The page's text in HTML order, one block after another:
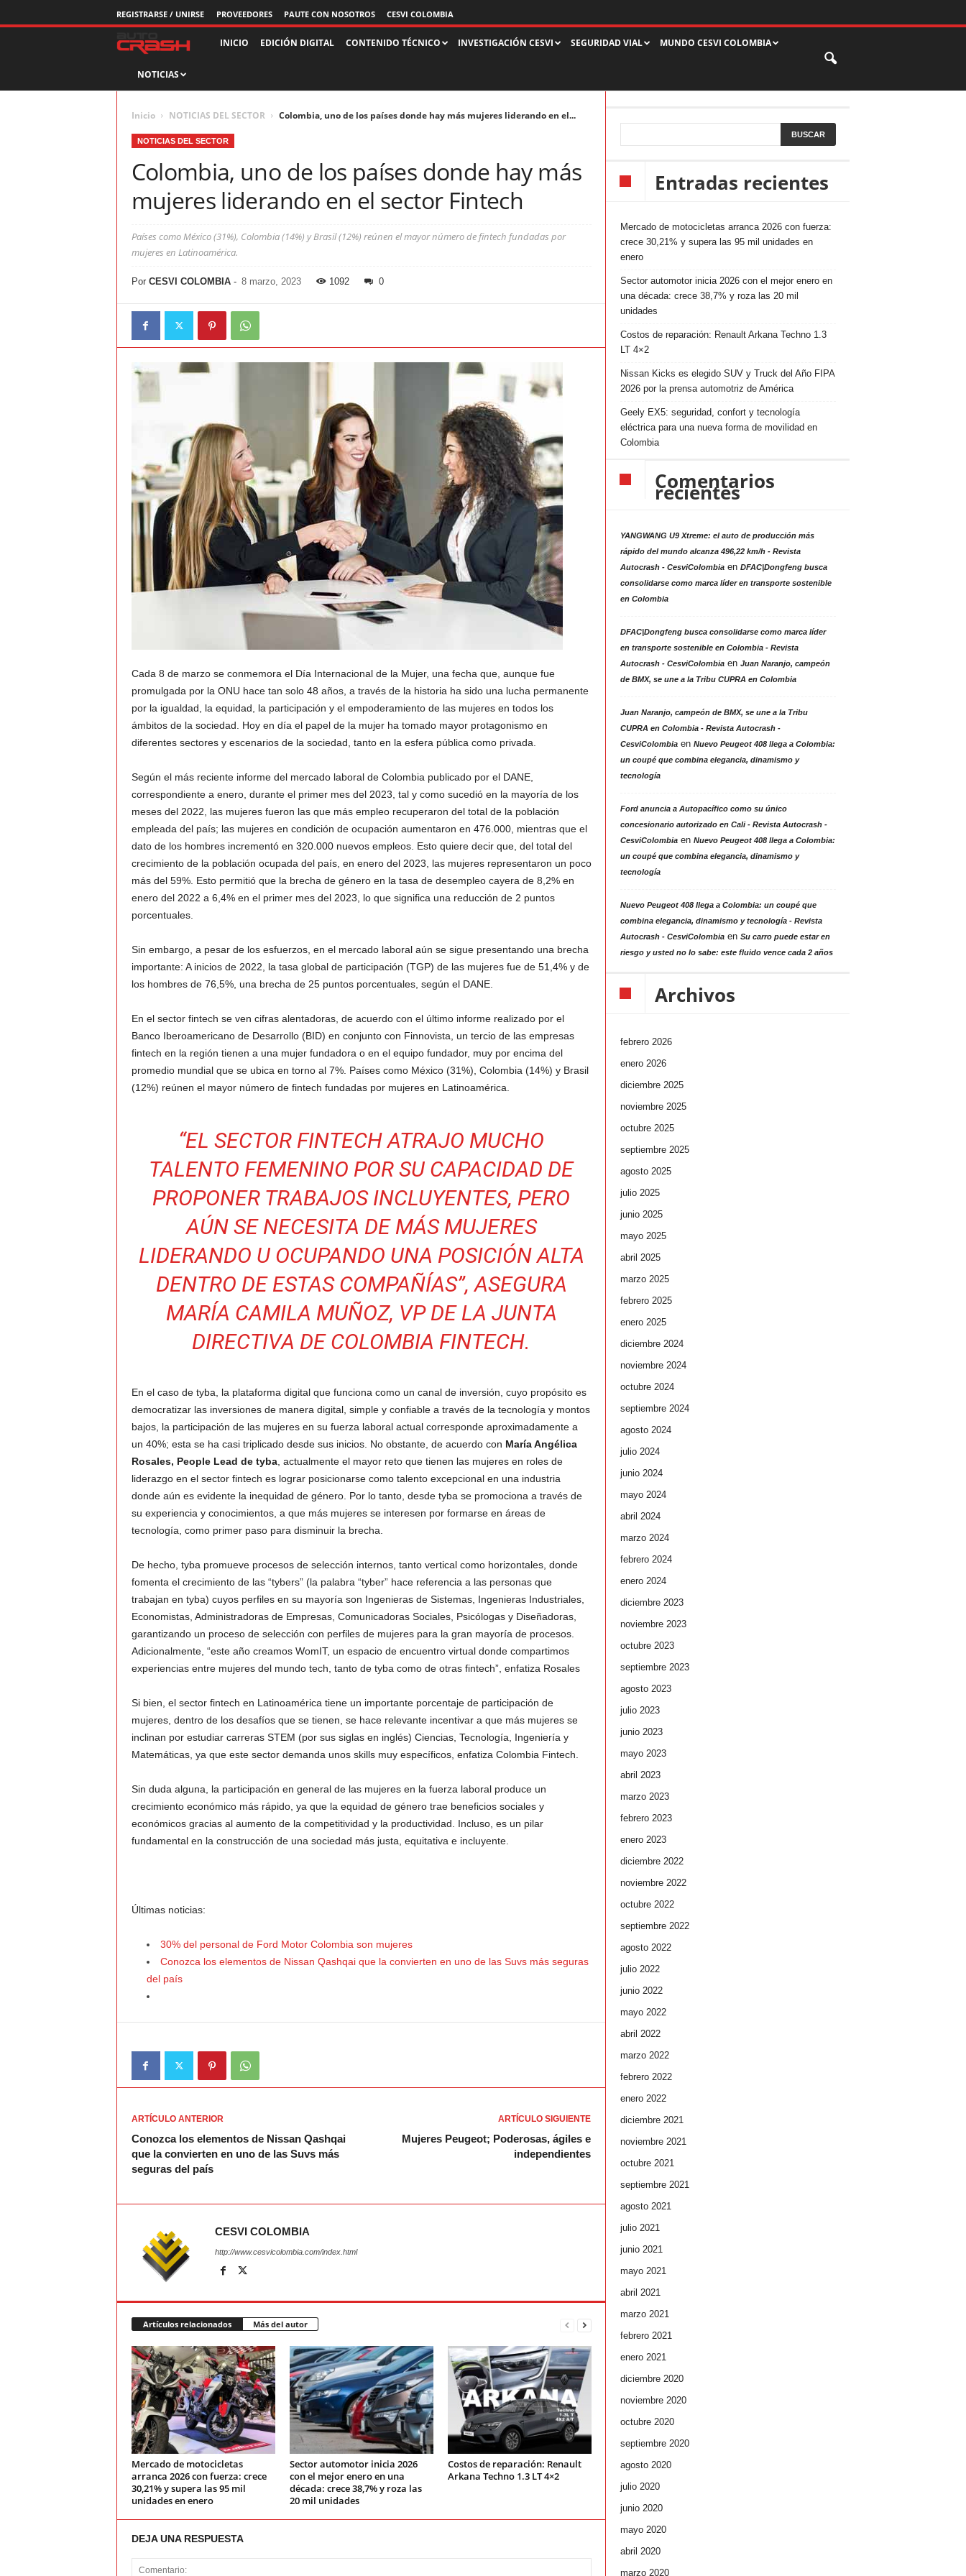
REGISTRARSE / UNIRSE PROVEEDORES PAUTE CON NOSOTROS CESVI COLOMBIA
i
s
t
a
t
r
a
s
h
v
l
o
m
b
INICIO EDICIÓN DIGITAL CONTENIDO TÉCNICO INVESTIGACIÓN CESVI SEGURIDAD VIAL MUNDO CESVI COLOMBIA
NOTICIAS
Inicio NOTICIAS DEL SECTOR Colombia, uno de los países donde hay más mujeres liderando en el...
NOTICIAS DEL SECTOR
Colombia, uno de los países donde hay más
mujeres liderando en el sector Fintech
Países como México (31%), Colombia (14%) y Brasil (12%) reúnen el mayor número de fintech fundadas por
mujeres en Latinoamérica.
Por CESVI COLOMBIA- 8 marzo, 2023 1092 0
Cada 8 de marzo se conmemora el Día Internacional de la Mujer, una fecha que, aunque fue
promulgada por la ONU hace tan solo 48 años, a través de la historia ha sido una lucha permanente
por la igualdad, la equidad, la participación y el empoderamiento de las mujeres en todos los
ámbitos de la sociedad. Hoy en día el papel de la mujer ha tomado mayor protagonismo en
diferentes sectores y escenarios de la sociedad, tanto en la esfera pública como privada.
Según el más reciente informe del mercado laboral de Colombia publicado por el DANE,
correspondiente a enero, durante el primer mes del 2023, tal y como sucedió en la mayoría de los
meses del 2022, las mujeres fueron las que más empleo recuperaron del total de la población
empleada del país; las mujeres en condición de ocupación aumentaron en 476.000, mientras que el
dato de los hombres incrementó en 320.000 nuevos empleos. Esto quiere decir que, del total del
crecimiento de la población ocupada del país, en enero del 2023, las mujeres representaron un poco
más del 59%. Esto permitió que la brecha de género en la tasa de desempleo cayera de 8,2% en
enero del 2022 a 6,4% en el primer mes del 2023, lo que significa una reducción de 2 puntos
porcentuales.
Sin embargo, a pesar de los esfuerzos, en el mercado laboral aún se sigue presentando una brecha
importante: A inicios de 2022, la tasa global de participación (TGP) de las mujeres fue de 51,4% y de
los hombres de 76,5%, una brecha de 25 puntos porcentuales, según el DANE.
En el sector fintech se ven cifras alentadoras, de acuerdo con el último informe realizado por el
Banco Iberoamericano de Desarrollo (BID) en conjunto con Finnovista, un tercio de las empresas
fintech en la región tienen a una mujer fundadora o en el equipo fundador, muy por encima del
promedio mundial que se ubica en torno al 7%. Países como México (31%), Colombia (14%) y Brasil
(12%) reúnen el mayor número de fintech fundadas por mujeres en Latinoamérica.
“EL SECTOR FINTECH ATRAJO MUCHO
TALENTO FEMENINO POR SU CAPACIDAD DE
PROPONER TRABAJOS INCLUYENTES, PERO
AÚN SE NECESITA DE MÁS MUJERES
LIDERANDO U OCUPANDO UNA POSICIÓN ALTA
DENTRO DE ESTAS COMPAÑÍAS”, ASEGURA
MARÍA CAMILA MUÑOZ, VP DE LA JUNTA
DIRECTIVA DE COLOMBIA FINTECH.
En el caso de tyba, la plataforma digital que funciona como un canal de inversión, cuyo propósito es
democratizar las inversiones de manera digital, simple y confiable a través de la tecnología y montos
bajos, la participación de las mujeres en su fuerza laboral actual corresponde aproximadamente a
un 40%; esta se ha casi triplicado desde sus inicios. No obstante, de acuerdo con María Angélica
Rosales, People Lead de tyba, actualmente el mayor reto que tienen las mujeres en roles de
liderazgo en el sector fintech es lograr posicionarse como talento excepcional en una industria
donde aún es evidente la inequidad de género. Por lo tanto, desde tyba se promociona a través de
su experiencia y conocimientos, a que más mujeres se interesen por formarse en áreas de
tecnología, como primer paso para disminuir la brecha.
De hecho, tyba promueve procesos de selección internos, tanto vertical como horizontales, donde
fomenta el crecimiento de las “tybers” (la palabra “tyber” hace referencia a las personas que
trabajan en tyba) cuyos perfiles en su mayoría son Ingenieras de Sistemas, Ingenieras Industriales,
Economistas, Administradoras de Empresas, Comunicadoras Sociales, Psicólogas y Diseñadoras,
garantizando un proceso de selección con perfiles de mujeres para la gran mayoría de procesos.
Adicionalmente, “este año creamos WomIT, un espacio de encuentro virtual donde compartimos
experiencias entre mujeres del mundo tech, tanto de tyba como de otras fintech”, enfatiza Rosales
Si bien, el sector fintech en Latinoamérica tiene un importante porcentaje de participación de
mujeres, dentro de los desafíos que se tienen, se hace relevante incentivar a que más mujeres se
inclinan por estudiar carreras STEM (por sus siglas en inglés) Ciencias, Tecnología, Ingeniería y
Matemáticas, ya que este sector demanda unos skills muy específicos, enfatiza Colombia Fintech.
Sin duda alguna, la participación en general de las mujeres en la fuerza laboral produce un
crecimiento económico más rápido, ya que la equidad de género trae beneficios sociales y
económicos gracias al aumento de la competitividad y la productividad. Incluso, es un pilar
fundamental en la construcción de una sociedad más justa, equitativa e incluyente.
Últimas noticias:
30% del personal de Ford Motor Colombia son mujeres
Conozca los elementos de Nissan Qashqai que la convierten en uno de las Suvs más seguras
del país
ARTÍCULO ANTERIOR
Conozca los elementos de Nissan Qashqai
que la convierten en uno de las Suvs más
seguras del país
ARTÍCULO SIGUIENTE
Mujeres Peugeot; Poderosas, ágiles e
independientes
CESVI COLOMBIA
http://www.cesvicolombia.com/index.html
Artículos relacionados Más del autor
Mercado de motocicletas
arranca 2026 con fuerza: crece
30,21% y supera las 95 mil
unidades en enero
Sector automotor inicia 2026
con el mejor enero en una
década: crece 38,7% y roza las
20 mil unidades
Costos de reparación: Renault
Arkana Techno 1.3 LT 4×2
DEJA UNA RESPUESTA
Entradas recientes
Mercado de motocicletas arranca 2026 con fuerza:
crece 30,21% y supera las 95 mil unidades en
enero
Sector automotor inicia 2026 con el mejor enero en
una década: crece 38,7% y roza las 20 mil
unidades
Costos de reparación: Renault Arkana Techno 1.3
LT 4×2
Nissan Kicks es elegido SUV y Truck del Año FIPA
2026 por la prensa automotriz de América
Geely EX5: seguridad, confort y tecnología
eléctrica para una nueva forma de movilidad en
Colombia
Comentarios
recientes
YANGWANG U9 Xtreme: el auto de producción más
rápido del mundo alcanza 496,22 km/h - Revista
Autocrash - CesviColombiaen DFAC|Dongfeng busca
consolidarse como marca líder en transporte sostenible
en Colombia
DFAC|Dongfeng busca consolidarse como marca líder
en transporte sostenible en Colombia - Revista
Autocrash - CesviColombiaen Juan Naranjo, campeón
de BMX, se une a la Tribu CUPRA en Colombia
Juan Naranjo, campeón de BMX, se une a la Tribu
CUPRA en Colombia - Revista Autocrash -
CesviColombiaen Nuevo Peugeot 408 llega a Colombia:
un coupé que combina elegancia, dinamismo y
tecnología
Ford anuncia a Autopacífico como su único
concesionario autorizado en Cali - Revista Autocrash -
CesviColombiaen Nuevo Peugeot 408 llega a Colombia:
un coupé que combina elegancia, dinamismo y
tecnología
Nuevo Peugeot 408 llega a Colombia: un coupé que
combina elegancia, dinamismo y tecnología - Revista
Autocrash - CesviColombiaen Su carro puede estar en
riesgo y usted no lo sabe: este fluido vence cada 2 años
Archivos
febrero 2026
enero 2026
diciembre 2025
noviembre 2025
octubre 2025
septiembre 2025
agosto 2025
julio 2025
junio 2025
mayo 2025
abril 2025
marzo 2025
febrero 2025
enero 2025
diciembre 2024
noviembre 2024
octubre 2024
septiembre 2024
agosto 2024
julio 2024
junio 2024
mayo 2024
abril 2024
marzo 2024
febrero 2024
enero 2024
diciembre 2023
noviembre 2023
octubre 2023
septiembre 2023
agosto 2023
julio 2023
junio 2023
mayo 2023
abril 2023
marzo 2023
febrero 2023
enero 2023
diciembre 2022
noviembre 2022
octubre 2022
septiembre 2022
agosto 2022
julio 2022
junio 2022
mayo 2022
abril 2022
marzo 2022
febrero 2022
enero 2022
diciembre 2021
noviembre 2021
octubre 2021
septiembre 2021
agosto 2021
julio 2021
junio 2021
mayo 2021
abril 2021
marzo 2021
febrero 2021
enero 2021
diciembre 2020
noviembre 2020
octubre 2020
septiembre 2020
agosto 2020
julio 2020
junio 2020
mayo 2020
abril 2020
marzo 2020